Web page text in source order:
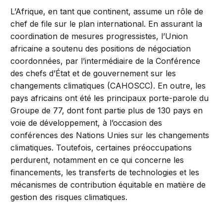
L’Afrique, en tant que continent, assume un rôle de
chef de file sur le plan international. En assurant la
coordination de mesures progressistes, l’Union
africaine a soutenu des positions de négociation
coordonnées, par l’intermédiaire de la Conférence
des chefs d’État et de gouvernement sur les
changements climatiques (CAHOSCC). En outre, les
pays africains ont été les principaux porte-parole du
Groupe de 77, dont font partie plus de 130 pays en
voie de développement, à l’occasion des
conférences des Nations Unies sur les changements
climatiques. Toutefois, certaines préoccupations
perdurent, notamment en ce qui concerne les
financements, les transferts de technologies et les
mécanismes de contribution équitable en matière de
gestion des risques climatiques.